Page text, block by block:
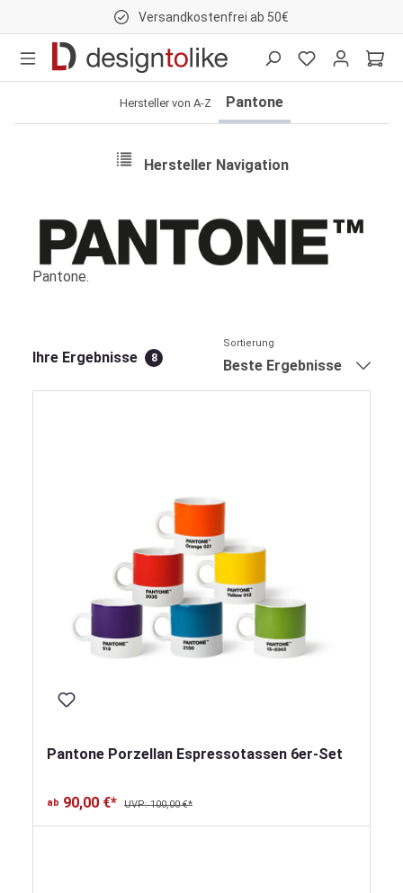
Versandkostenfrei ab 50€
Hersteller von A-Z Pantone
Hersteller Navigation
Pantone.
Ihre Ergebnisse 8
Sortierung
Beste Ergebnisse
Pantone Porzellan Espressotassen 6er-Set
ab 90,00 €* UVP: 100,00 €*